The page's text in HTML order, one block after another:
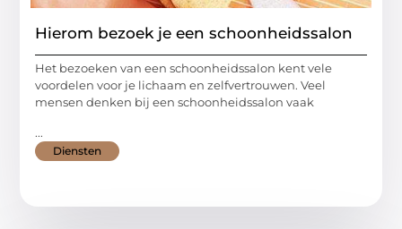
Hierom bezoek je een schoonheidssalon
Het bezoeken van een schoonheidssalon kent vele
voordelen voor je lichaam en zelfvertrouwen. Veel
mensen denken bij een schoonheidssalon vaak
...
Diensten